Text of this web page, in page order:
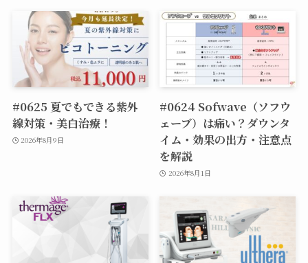
#0625 夏でもできる紫外
線対策・美白治療！
2026年8月9日
#0624 Sofwave（ソフウ
ェーブ）は痛い？ダウンタ
イム・効果の出方・注意点
を解説
2026年8月1日